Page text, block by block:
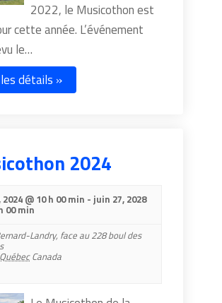
2022, le Musicothon est
cette année. L’événement
le…
détails »
2024
@ 10 h 00 min - juin 27, 2028
00 min
Landry, face au 228 boul des
Québec Canada